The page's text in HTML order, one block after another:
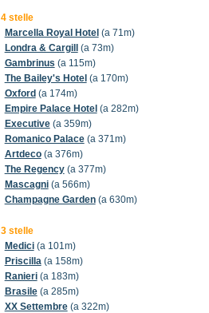
4 stelle
Marcella Royal Hotel (a 71m)
Londra & Cargill
(a 73m)
Gambrinus (a 115m)
The Bailey's Hotel (a 170m)
Oxford (a 174m)
Empire Palace Hotel (a 282m)
Executive(a 359m)
Romanico Palace(a 371m)
Artdeco(a 376m)
The Regency(a 377m)
Mascagni(a 566m)
Champagne Garden(a 630m)
3 stelle
Medici(a 101m)
Priscilla(a 158m)
Ranieri(a 183m)
Brasile(a 285m)
XX Settembre(a 322m)